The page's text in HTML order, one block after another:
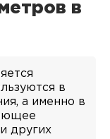
в
в
а именно в
других